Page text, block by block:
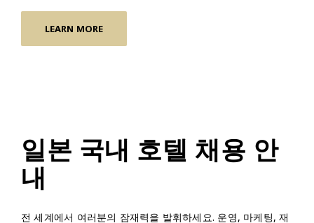
LEARN MORE
일본 국내 호텔 채용 안
내
전 세계에서 여러분의 잠재력을 발휘하세요. 운영, 마케팅, 재